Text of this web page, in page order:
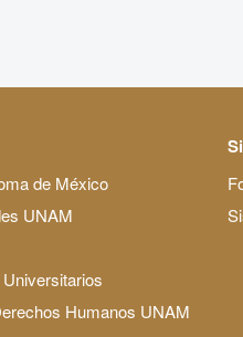
de México
UNAM
Humanos UNAM